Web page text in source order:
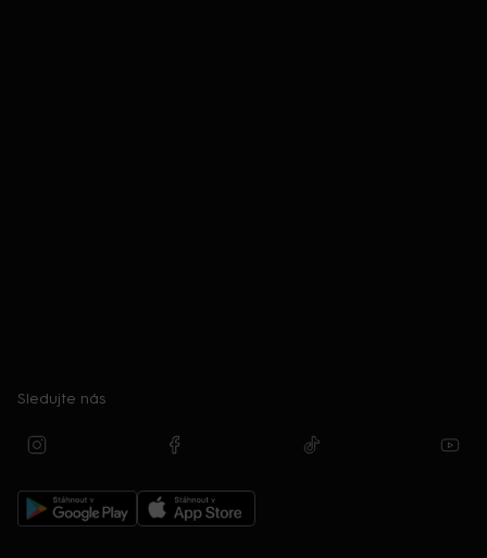
Sledujte nás